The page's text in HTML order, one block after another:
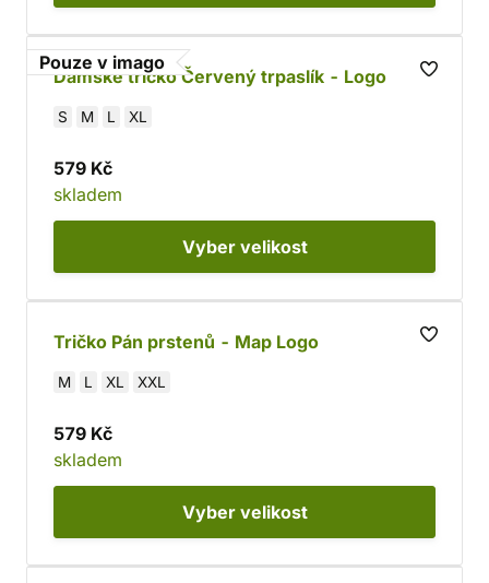
Pouze v imago
Dámské tričko Červený trpaslík - Logo
S M L XL
579 Kč
skladem
Vyber velikost
Tričko Pán prstenů - Map Logo
M L XL XXL
579 Kč
skladem
Vyber velikost